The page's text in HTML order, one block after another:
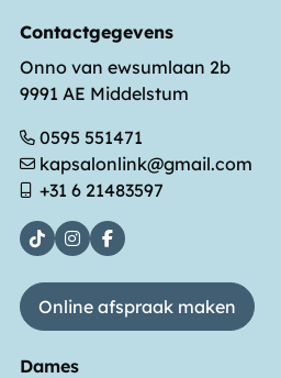
Contactgegevens
Onno van ewsumlaan 2b
9991 AE Middelstum
0595 551471
kapsalonlink@gmail.com
+31 6 21483597
Online afspraak maken
Dames